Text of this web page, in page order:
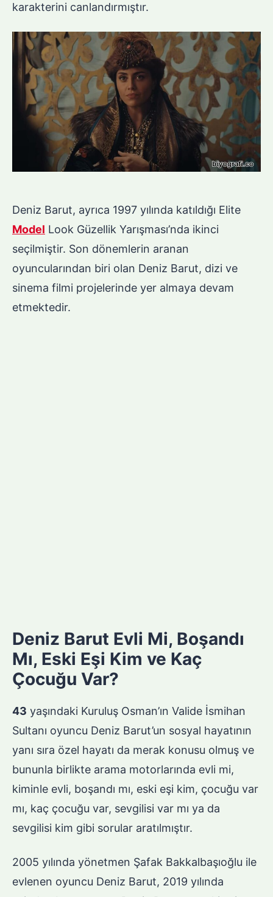
karakterini canlandırmıştır.
Deniz Barut, ayrıca 1997 yılında katıldığı Elite
Model Look Güzellik Yarışması’nda ikinci
seçilmiştir. Son dönemlerin aranan
oyuncularından biri olan Deniz Barut, dizi ve
sinema filmi projelerinde yer almaya devam
etmektedir.
Deniz Barut Evli Mi, Boşandı
Mı, Eski Eşi Kim ve Kaç
Çocuğu Var?
43 yaşındaki Kuruluş Osman’ın Valide İsmihan
Sultanı oyuncu Deniz Barut’un sosyal hayatının
yanı sıra özel hayatı da merak konusu olmuş ve
bununla birlikte arama motorlarında evli mi,
kiminle evli, boşandı mı, eski eşi kim, çocuğu var
mı, kaç çocuğu var, sevgilisi var mı ya da
sevgilisi kim gibi sorular aratılmıştır.
2005 yılında yönetmen Şafak Bakkalbaşıoğlu ile
evlenen oyuncu Deniz Barut, 2019 yılında